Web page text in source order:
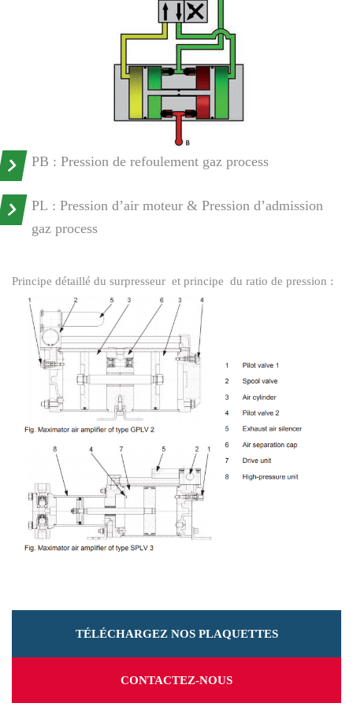
PB : Pression de refoulement gaz process
PL : Pression d’air moteur & Pression d’admission
gaz process
Principe détaillé du surpresseur et principe du ratio de pression :
TÉLÉCHARGEZ NOS PLAQUETTES
CONTACTEZ-NOUS